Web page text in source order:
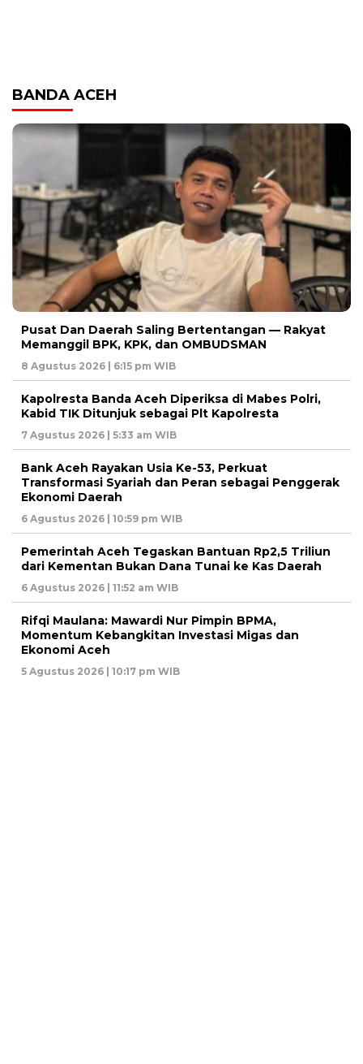
BANDA ACEH
Pusat Dan Daerah Saling Bertentangan — Rakyat
Memanggil BPK, KPK, dan OMBUDSMAN
8 Agustus 2026 | 6:15 pm WIB
Kapolresta Banda Aceh Diperiksa di Mabes Polri,
Kabid TIK Ditunjuk sebagai Plt Kapolresta
7 Agustus 2026 | 5:33 am WIB
Bank Aceh Rayakan Usia Ke-53, Perkuat
Transformasi Syariah dan Peran sebagai Penggerak
Ekonomi Daerah
6 Agustus 2026 | 10:59 pm WIB
Pemerintah Aceh Tegaskan Bantuan Rp2,5 Triliun
dari Kementan Bukan Dana Tunai ke Kas Daerah
6 Agustus 2026 | 11:52 am WIB
Rifqi Maulana: Mawardi Nur Pimpin BPMA,
Momentum Kebangkitan Investasi Migas dan
Ekonomi Aceh
5 Agustus 2026 | 10:17 pm WIB